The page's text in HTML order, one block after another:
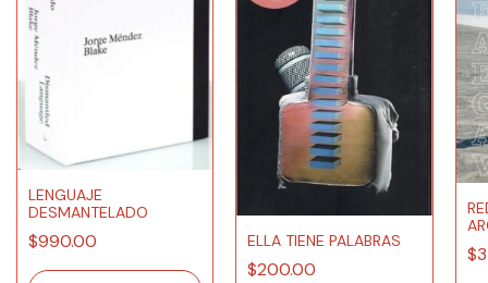
LENGUAJE
DESMANTELADO
$990.00 ELLA TIENE PALABRAS
$200.00